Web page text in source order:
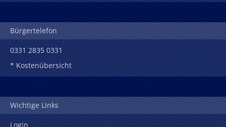
Bürgertelefon
0331 2835 0331
* Kostenübersicht
Wichtige Links
Login